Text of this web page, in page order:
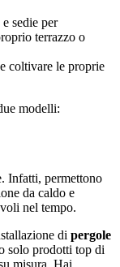
sedie per
terrazzo o
coltivare le proprie
modelli:
Infatti, permettono
da caldo e
nel tempo.
di pergole
solo prodotti top di